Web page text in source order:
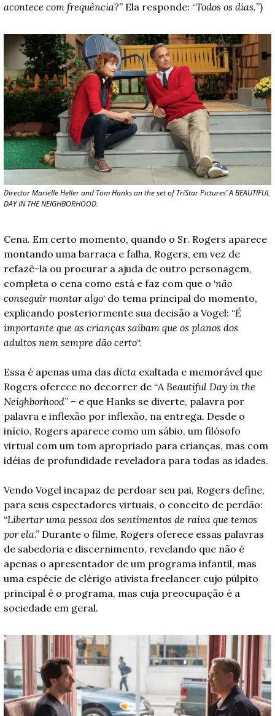
acontece com frequência?” Ela responde: “Todos os dias.”)
Director Marielle Heller and Tom Hanks on the set of TriStar Pictures’ A BEAUTIFUL
DAY IN THE NEIGHBORHOOD.
Cena. Em certo momento, quando o Sr. Rogers aparece
montando uma barraca e falha, Rogers, em vez de
refazê-la ou procurar a ajuda de outro personagem,
completa o cena como está e faz com que o ‘não
conseguir montar algo‘ do tema principal do momento,
explicando posteriormente sua decisão a Vogel: “É
importante que as crianças saibam que os planos dos
adultos nem sempre dão certo“.
Essa é apenas uma das dicta exaltada e memorável que
Rogers oferece no decorrer de “A Beautiful Day in the
Neighborhood” – e que Hanks se diverte, palavra por
palavra e inflexão por inflexão, na entrega. Desde o
início, Rogers aparece como um sábio, um filósofo
virtual com um tom apropriado para crianças, mas com
idéias de profundidade reveladora para todas as idades.
Vendo Vogel incapaz de perdoar seu pai, Rogers define,
para seus espectadores virtuais, o conceito de perdão:
“Libertar uma pessoa dos sentimentos de raiva que temos
por ela.” Durante o filme, Rogers oferece essas palavras
de sabedoria e discernimento, revelando que não é
apenas o apresentador de um programa infantil, mas
uma espécie de clérigo ativista freelancer cujo púlpito
principal é o programa, mas cuja preocupação é a
sociedade em geral.